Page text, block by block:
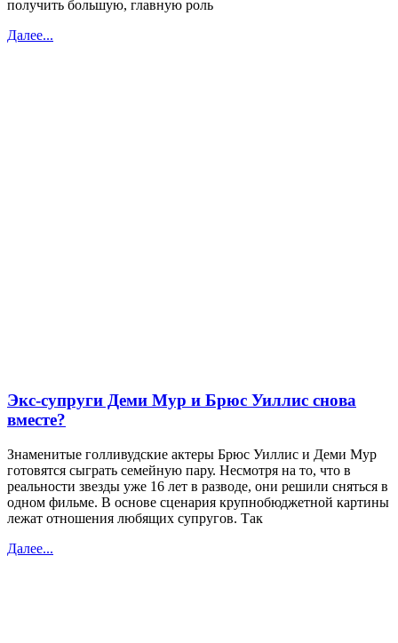
получить большую, главную роль
Далее...
Экс-супруги Деми Мур и Брюс Уиллис снова
вместе?
Знаменитые голливудские актеры Брюс Уиллис и Деми Мур
готовятся сыграть семейную пару. Несмотря на то, что в
реальности звезды уже 16 лет в разводе, они решили сняться в
одном фильме. В основе сценария крупнобюджетной картины
лежат отношения любящих супругов. Так
Далее...